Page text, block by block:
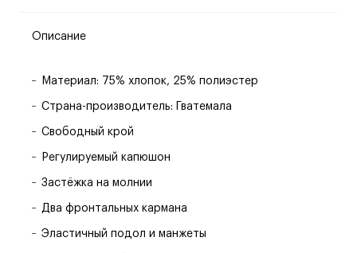
Описание
Материал: 75% хлопок, 25% полиэстер
Страна-производитель: Гватемала
Свободный крой
Регулируемый капюшон
Застёжка на молнии
Два фронтальных кармана
Эластичный подол и манжеты